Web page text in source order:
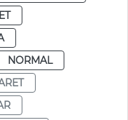
NORMAL